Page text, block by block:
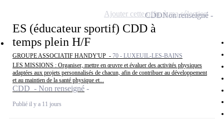
ES (éducateur sportif) CDD à
temps plein H/F
GROUPE ASSOCIATIF HANDY'UP - 70 - LUXEUIL-LES-BAINS
LES MISSIONS : Organiser, mettre en œuvre et évaluer des activités physiques
adaptées aux projets personnalisés de chacun, afin de contribuer au développement
et au maintien de la santé physique et...
CDD - Non renseigné
Publié il y a 11 jours
CDDNon renseigné
Ajouter cette offre à ma sélection